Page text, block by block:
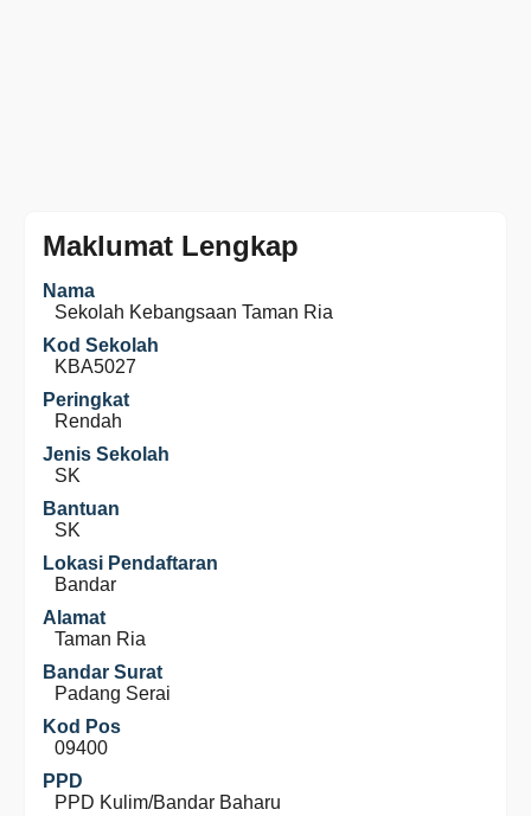
Maklumat Lengkap
Nama
Sekolah Kebangsaan Taman Ria
Kod Sekolah
KBA5027
Peringkat
Rendah
Jenis Sekolah
SK
Bantuan
SK
Lokasi Pendaftaran
Bandar
Alamat
Taman Ria
Bandar Surat
Padang Serai
Kod Pos
09400
PPD
PPD Kulim/Bandar Baharu